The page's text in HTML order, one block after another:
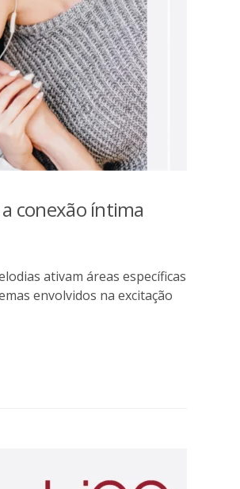
conexão íntima
ativam áreas específicas
envolvidos na excitação